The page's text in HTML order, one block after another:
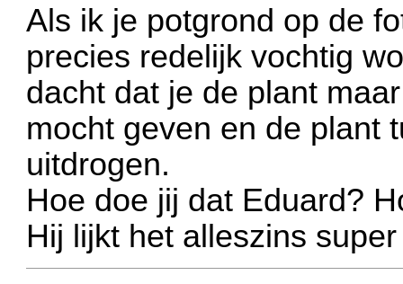
Als ik je potgrond op de
precies redelijk vochtig
dacht dat je de plant
mocht geven en de plant
uitdrogen.
Hoe doe jij dat Eduard?
Hij lijkt het alleszins